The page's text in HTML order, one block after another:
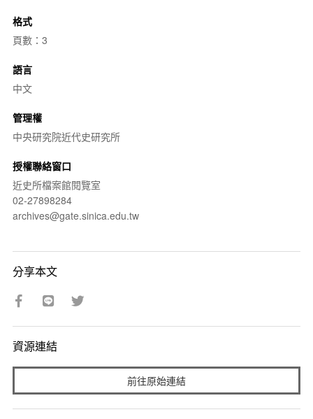
格式
頁數：3
語言
中文
管理權
中央研究院近代史研究所
授權聯絡窗口
近史所檔案館閱覽室
02-27898284
archives@gate.sinica.edu.tw
分享本文
資源連結
前往原始連結